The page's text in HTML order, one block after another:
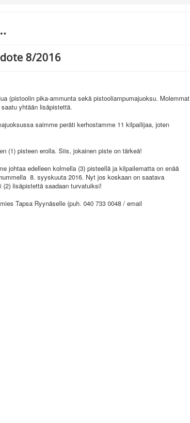
8/2016
(pistoolin pika-ammunta sekä pistooliampumajuoksu. Molemmat
yhtään lisäpistettä.
saimme peräti kerhostamme 11 kilpailijaa, joten
(1) pisteen erolla. Siis, jokainen piste on tärkeä!
johtaa edelleen kolmella (3) pisteellä ja kilpailematta on enää
8. syyskuuta 2016. Nyt jos koskaan on saatava
lisäpistettä saadaan turvatuiksi!
Tapsa Ryynäselle (puh. 040 733 0048 / email